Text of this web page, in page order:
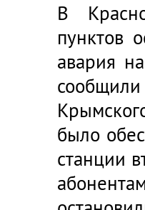
В
пунктов
авария
было
станции